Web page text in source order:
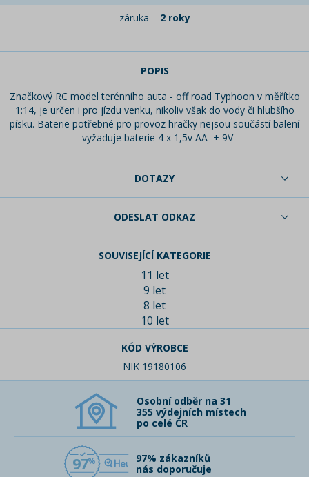
záruka
2 roky
POPIS
Značkový RC model terénního auta - off road Typhoon v měřítko
1:14, je určen i pro jízdu venku, nikoliv však do vody či hlubšího
písku. Baterie potřebné pro provoz hračky nejsou součástí balení
- vyžaduje baterie 4 x 1,5v AA + 9V
DOTAZY
ODESLAT ODKAZ
SOUVISEJÍCÍ KATEGORIE
11 let
9 let
8 let
10 let
KÓD VÝROBCE
NIK 19180106
Osobní odběr na 31
355 výdejních místech
po celé ČR
97
97% zákazníků
nás doporučuje